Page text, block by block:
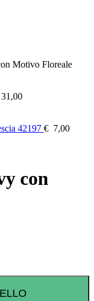
Motivo Floreale
31,00
42197 € 7,00
con